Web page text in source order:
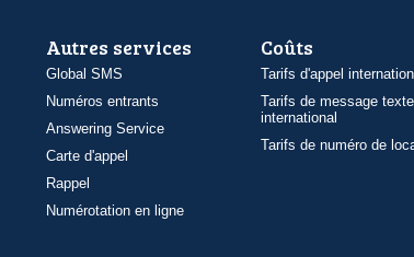
Autres services
Global SMS
Numéros entrants
Answering Service
Carte d'appel
Rappel
Numérotation en ligne
Coûts
Tarifs d'appel
Tarifs de message texte
international
Tarifs de numéro de